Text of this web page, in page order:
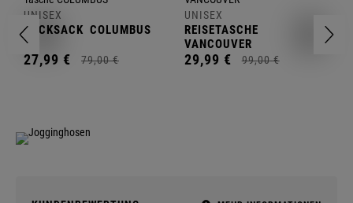
UNISEX
RUCKSACK COLUMBUS
27,99 € 79,00 €
UNISEX
REISETASCHE
VANCOUVER
29,99 € 99,00 €